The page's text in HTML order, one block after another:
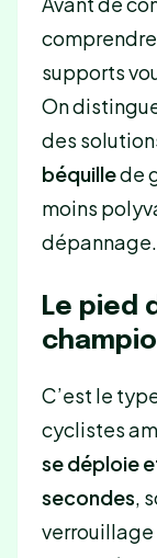
supports
On
des
béquillede
moins
dépannage.
Le pied
C’est le
cyclistes
se déploie
secondes,